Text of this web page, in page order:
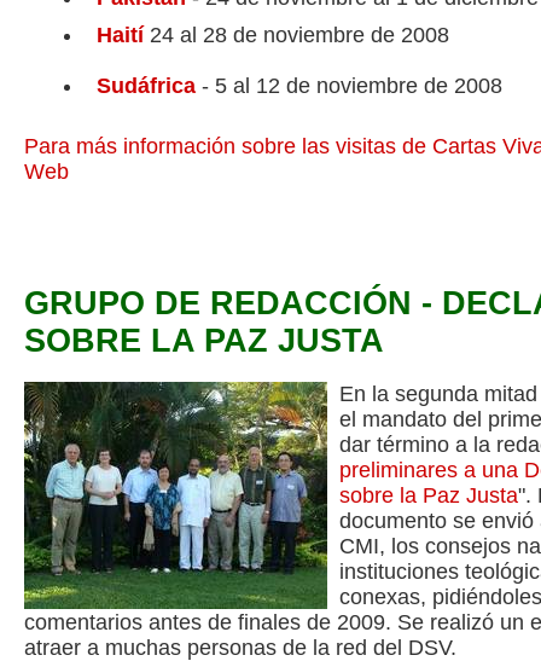
Haití 24 al 28 de noviembre de 2008
Sudáfrica - 5 al 12 de noviembre de 2008
Para más información sobre las visitas de Cartas
Web
GRUPO DE REDACCIÓN -
SOBRE LA PAZ JUSTA
En la segunda
el mandato del
dar término a la
preliminares a una
sobre la Paz Justa".
documento se
CMI, los consejos
instituciones
conexas,
comentarios antes de finales de 2009. Se realizó un
atraer a muchas personas de la red del DSV.